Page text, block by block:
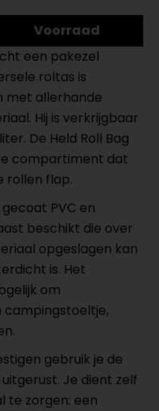
Voorraad
een pakezel
roltas is
met allerhande
Hij is verkrijgbaar
De Held Roll Bag
compartiment dat
rollen flap.
PVC en
beschikt die over
opgeslagen kan
is. Het
om
campingstoeltje,
gebruik je de
Je dient zelf
te zorgen: een